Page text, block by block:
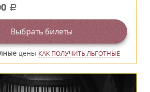
a
Выбрать билеты
цены КАК ПОЛУЧИТЬ ЛЬГОТНЫЕ